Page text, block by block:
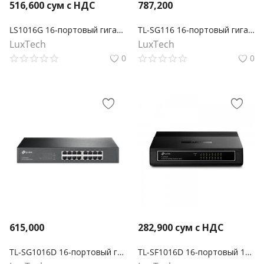
516,600 сум с НДС
LS1016G 16-портовый гигабитный настольный/стоечный коммутатор
LuxTech
0
787,200
TL-SG116 16-портовый гигабитный настольный коммутатор
LuxTech
0
615,000
TL-SG1016D 16-портовый гигабитный настольный/монтируемый в стойку коммутатор
282,900 сум с НДС
TL-SF1016D 16-портовый 10/100 Мбит/с настольный коммутатор